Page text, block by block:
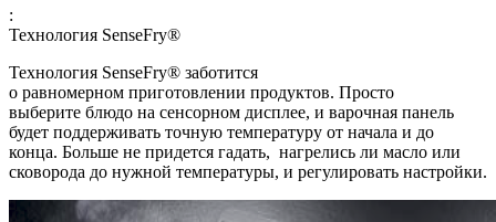
:
Технология SenseFry®
Технология SenseFry® заботится
о равномерном приготовлении продуктов. Просто
выберите блюдо на сенсорном дисплее, и варочная панель
будет поддерживать точную температуру от начала и до
конца. Больше не придется гадать, нагрелись ли масло или
сковорода до нужной температуры, и регулировать настройки.